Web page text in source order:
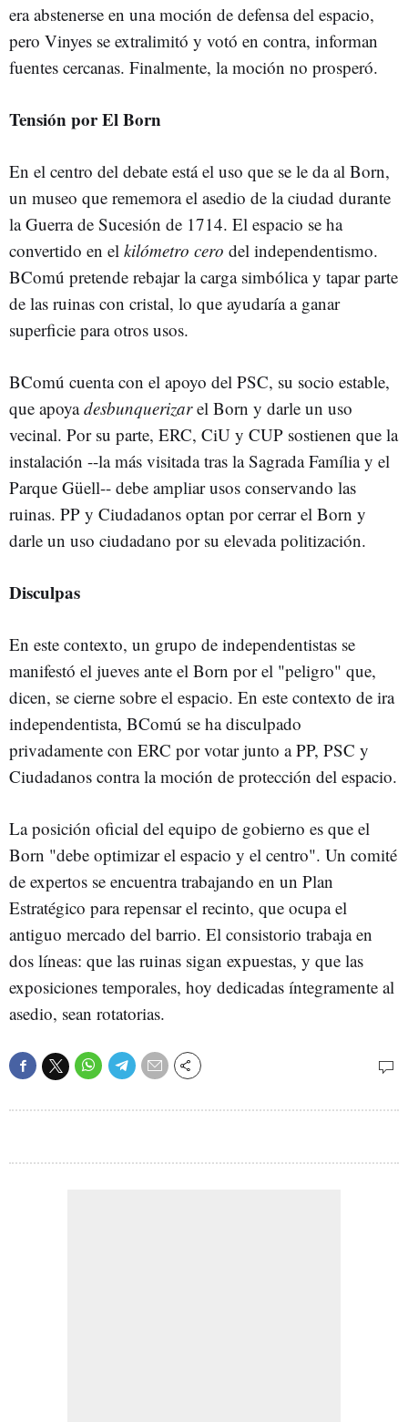
era abstenerse en una moción de defensa del espacio,
pero Vinyes se extralimitó y votó en contra, informan
fuentes cercanas. Finalmente, la moción no prosperó.
Tensión por El Born
En el centro del debate está el uso que se le da al Born,
un museo que rememora el asedio de la ciudad durante
la Guerra de Sucesión de 1714. El espacio se ha
convertido en el kilómetro cero del independentismo.
BComú pretende rebajar la carga simbólica y tapar parte
de las ruinas con cristal, lo que ayudaría a ganar
superficie para otros usos.
BComú cuenta con el apoyo del PSC, su socio estable,
que apoyadesbunquerizarel Born y darle un uso
vecinal. Por su parte, ERC, CiU y CUP sostienen que la
instalación --la más visitada tras la Sagrada Família y el
Parque Güell-- debe ampliar usos conservando las
ruinas. PP y Ciudadanos optan por cerrar el Born y
darle un uso ciudadano por su elevada politización.
Disculpas
En este contexto, un grupo de independentistas se
manifestó el jueves ante el Born por el "peligro" que,
dicen, se cierne sobre el espacio. En este contexto de ira
independentista, BComú se ha disculpado
privadamente con ERC por votar junto a PP, PSC y
Ciudadanos contra la moción de protección del espacio.
La posición oficial del equipo de gobierno es que el
Born "debe optimizar el espacio y el centro". Un comité
de expertos se encuentra trabajando en un Plan
Estratégico para repensar el recinto, que ocupa el
antiguo mercado del barrio. El consistorio trabaja en
dos líneas: que las ruinas sigan expuestas, y que las
exposiciones temporales, hoy dedicadas íntegramente al
asedio, sean rotatorias.